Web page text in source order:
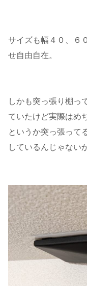
サイズも幅４０、６
せ自由自在。
しかも突っ張り棚っ
ていたけど実際はめ
というか突っ張って
しているんじゃない